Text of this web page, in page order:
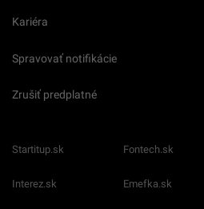
Kariéra
Spravovať notifikácie
Zrušiť predplatné
Startitup.sk Fontech.sk
Interez.sk Emefka.sk